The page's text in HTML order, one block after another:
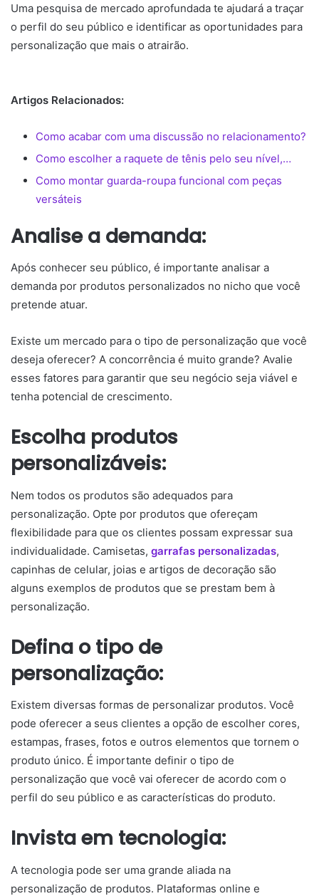
Uma pesquisa de mercado aprofundada te ajudará a traçar
o perfil do seu público e identificar as oportunidades para
personalização que mais o atrairão.
Artigos Relacionados:
Como acabar com uma discussão no relacionamento?
Como escolher a raquete de tênis pelo seu nível,…
Como montar guarda-roupa funcional com peças
versáteis
Analise a demanda:
Após conhecer seu público, é importante analisar a
demanda por produtos personalizados no nicho que você
pretende atuar.
Existe um mercado para o tipo de personalização que você
deseja oferecer? A concorrência é muito grande? Avalie
esses fatores para garantir que seu negócio seja viável e
tenha potencial de crescimento.
Escolha produtos
personalizáveis:
Nem todos os produtos são adequados para
personalização. Opte por produtos que ofereçam
flexibilidade para que os clientes possam expressar sua
individualidade. Camisetas, garrafas personalizadas,
capinhas de celular, joias e artigos de decoração são
alguns exemplos de produtos que se prestam bem à
personalização.
Defina o tipo de
personalização:
Existem diversas formas de personalizar produtos. Você
pode oferecer a seus clientes a opção de escolher cores,
estampas, frases, fotos e outros elementos que tornem o
produto único. É importante definir o tipo de
personalização que você vai oferecer de acordo com o
perfil do seu público e as características do produto.
Invista em tecnologia:
A tecnologia pode ser uma grande aliada na
personalização de produtos. Plataformas online e